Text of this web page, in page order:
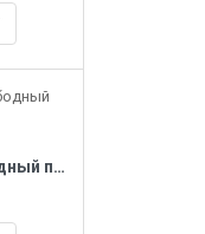
Неоновая фреска №6 'Свободный полет' (430006)